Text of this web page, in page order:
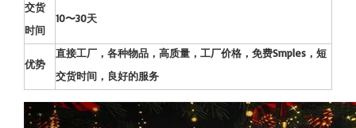
交货
时间
10〜30天
优势
直接工厂，各种物品，高质量，工厂价格，免费Smples，短
交货时间，良好的服务